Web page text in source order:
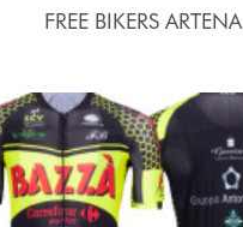
FREE BIKERS ARTENA